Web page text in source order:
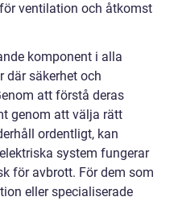
ventilation och åtkomst
komponent i alla
där säkerhet och
att förstå deras
genom att välja rätt
ordentligt, kan
system fungerar
för avbrott. För dem som
eller specialiserade